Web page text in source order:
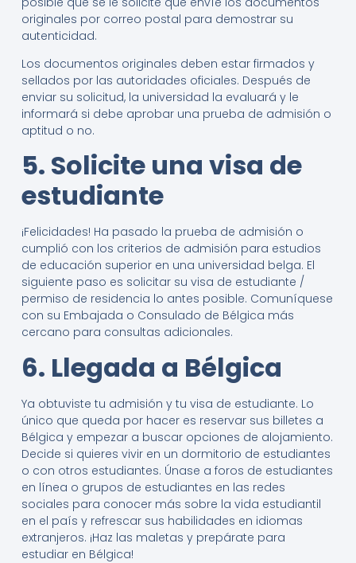
originales por correo postal para demostrar su
autenticidad.
Los documentos originales deben estar firmados y
sellados por las autoridades oficiales. Después de
enviar su solicitud, la universidad la evaluará y le
informará si debe aprobar una prueba de admisión o
aptitud o no.
5. Solicite una visa de
estudiante
¡Felicidades! Ha pasado la prueba de admisión o
cumplió con los criterios de admisión para estudios
de educación superior en una universidad belga. El
siguiente paso es solicitar su visa de estudiante /
permiso de residencia lo antes posible. Comuníquese
con su Embajada o Consulado de Bélgica más
cercano para consultas adicionales.
6. Llegada a Bélgica
Ya obtuviste tu admisión y tu visa de estudiante. Lo
único que queda por hacer es reservar sus billetes a
Bélgica y empezar a buscar opciones de alojamiento.
Decide si quieres vivir en un dormitorio de estudiantes
o con otros estudiantes. Únase a foros de estudiantes
en línea o grupos de estudiantes en las redes
sociales para conocer más sobre la vida estudiantil
en el país y refrescar sus habilidades en idiomas
extranjeros. ¡Haz las maletas y prepárate para
estudiar en Bélgica!